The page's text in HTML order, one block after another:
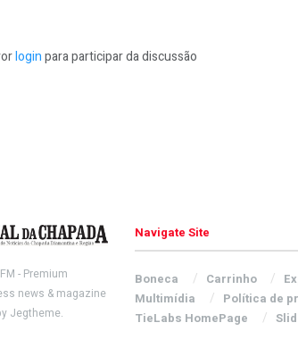
loginpara participar da discussão
FM - Premium
news & magazine
Jegtheme.
Navigate Site
Boneca Carrinho
Multimídia
Política de
TieLabs HomePage